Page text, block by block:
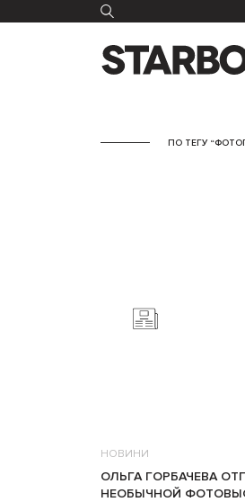
ПО ТЕГУ
НОВИНИ
ОЛЬГА ГОРБАЧЕВА
НЕОБЫЧНОЙ